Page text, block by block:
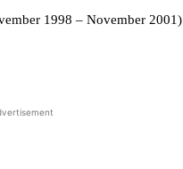
1998 – November 2001)